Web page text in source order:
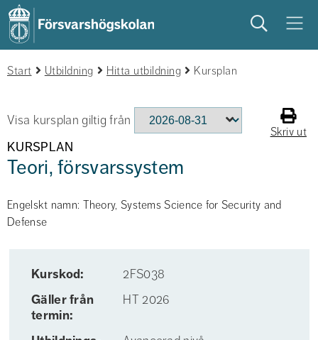
Sök Meny
studera på campus studentliv
Start Utbildning Hitta utbildning Kursplan
Skriv ut
Visa kursplan giltig från
KURSPLAN
Teori, försvarssystem
Engelskt namn: Theory, Systems Science for Security and
Defense
Kurskod:
2FS038
Gäller från
termin:
HT 2026